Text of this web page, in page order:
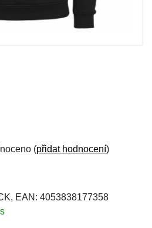
(přidat hodnocení)
EAN: 4053838177358